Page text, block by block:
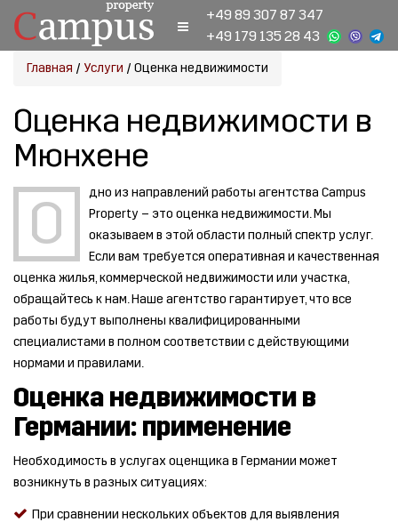
+49 89 307 87 347
+49 179 135 28 43
Главная / Услуги / Оценка недвижимости
Оценка недвижимости в
Мюнхене
О
дно из направлений работы агентства Campus
Property – это оценка недвижимости. Мы
оказываем в этой области полный спектр услуг.
Если вам требуется оперативная и качественная
оценка жилья, коммерческой недвижимости или участка,
обращайтесь к нам. Наше агентство гарантирует, что все
работы будут выполнены квалифицированными
специалистами в полном соответствии с действующими
нормами и правилами.
Оценка недвижимости в
Германии: применение
Необходимость в услугах оценщика в Германии может
возникнуть в разных ситуациях:
При сравнении нескольких объектов для выявления